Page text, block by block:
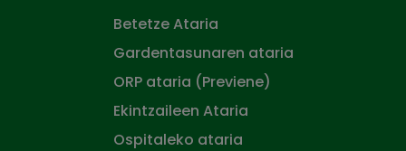
Betetze Ataria
Gardentasunaren ataria
ORP ataria (Previene)
Ekintzaileen Ataria
Ospitaleko ataria